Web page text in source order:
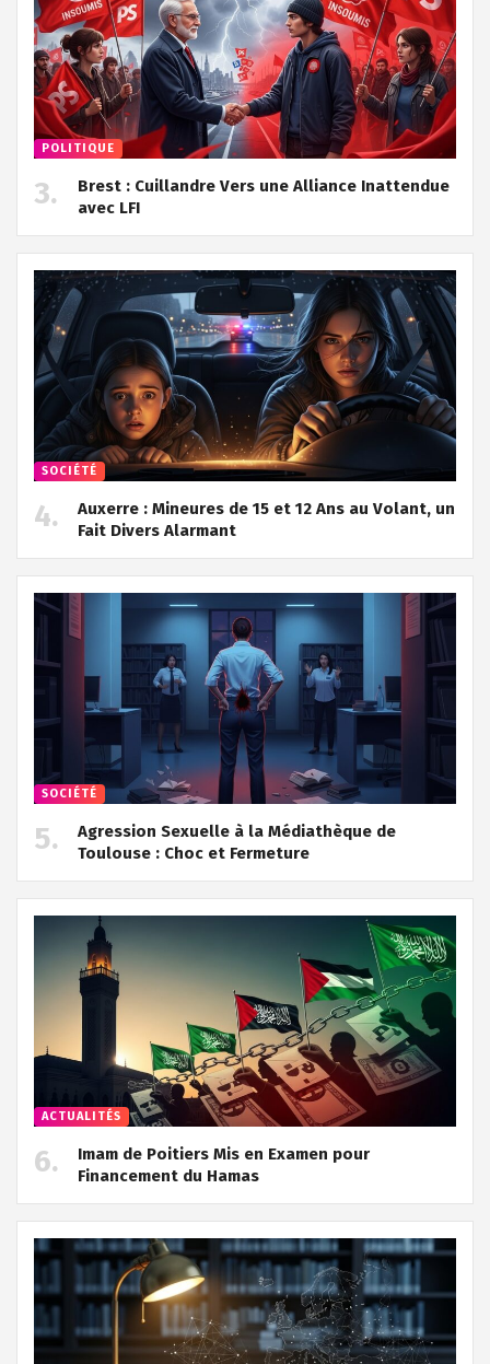
POLITIQUE
Brest : Cuillandre Vers une Alliance Inattendue
avec LFI
SOCIÉTÉ
Auxerre : Mineures de 15 et 12 Ans au Volant, un
Fait Divers Alarmant
SOCIÉTÉ
Agression Sexuelle à la Médiathèque de
Toulouse : Choc et Fermeture
ACTUALITÉS
Imam de Poitiers Mis en Examen pour
Financement du Hamas